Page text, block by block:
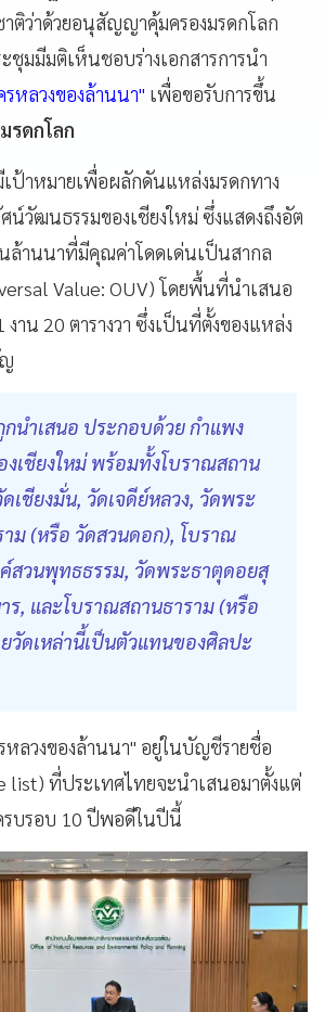
ติว่าด้วยอนุสัญญาคุ้มครองมรดกโลก
มมีมติเห็นชอบร่างเอกสารการนำ
หลวงของล้านนา" เพื่อขอรับการขึ้น
รดกโลก
เป้าหมายเพื่อผลักดันแหล่งมรดกทาง
วัฒนธรรมของเชียงใหม่ ซึ่งแสดงถึงอัต
ล้านนาที่มีคุณค่าโดดเด่นเป็นสากล
Value: OUV) โดยพื้นที่นำเสนอ
าน 20 ตารางวา ซึ่งเป็นที่ตั้งของแหล่ง
นำเสนอ ประกอบด้วย กำแพง
งเชียงใหม่ พร้อมทั้งโบราณสถาน
เชียงมั่น, วัดเจดีย์หลวง, วัดพระ
ม (หรือ วัดสวนดอก), โบราณ
สวนพุทธธรรม, วัดพระธาตุดอยสุ
ร, และโบราณสถานธาราม (หรือ
วัดเหล่านี้เป็นตัวแทนของศิลปะ
หลวงของล้านนา" อยู่ในบัญชีรายชื่อ
list) ที่ประเทศไทยจะนำเสนอมาตั้งแต่
รบรอบ 10 ปีพอดีในปีนี้